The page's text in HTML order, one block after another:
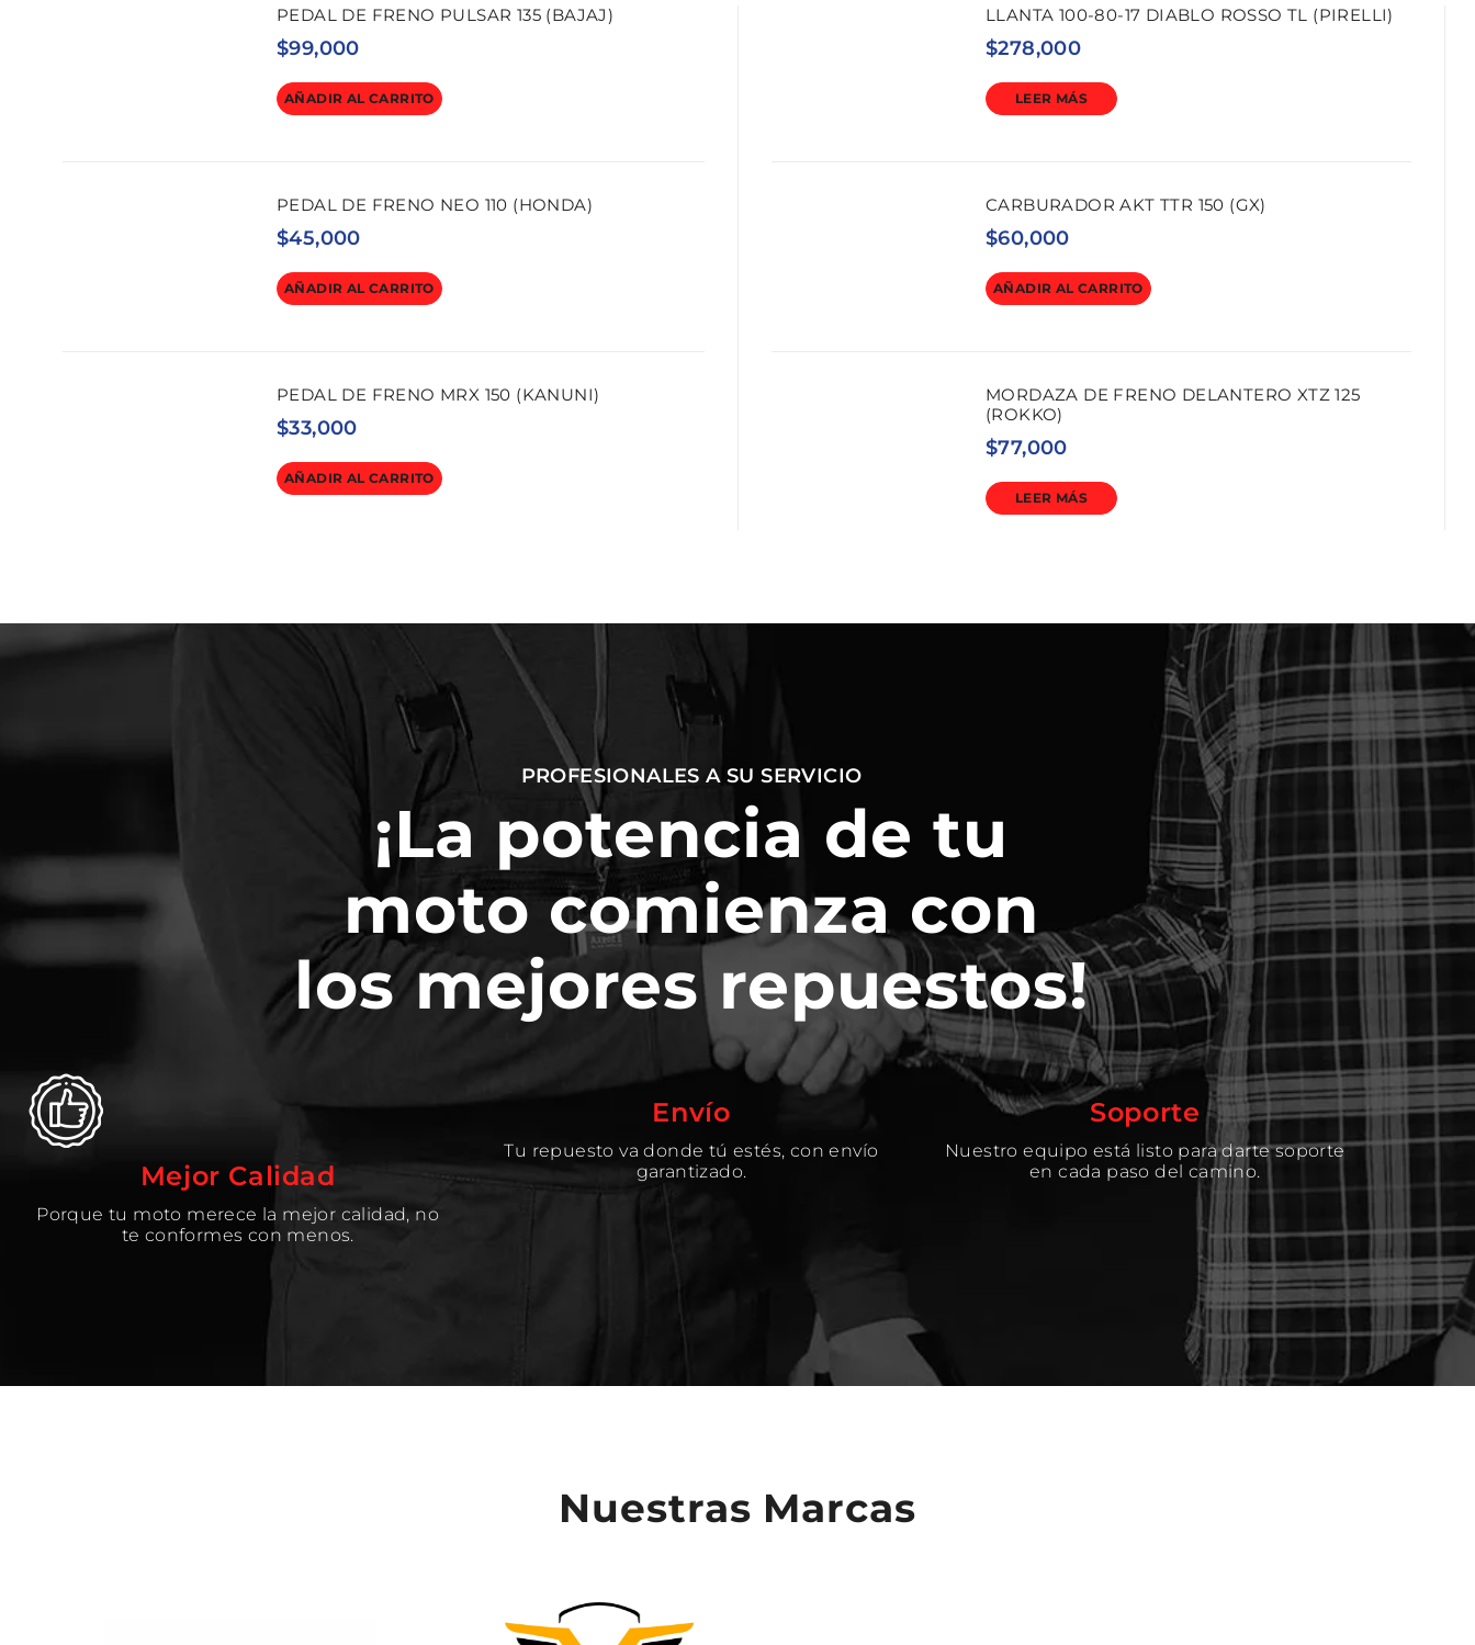
PEDAL DE FRENO PULSAR 135 (BAJAJ)
$99,000
AÑADIR AL CARRITO
PEDAL DE FRENO NEO 110 (HONDA)
$45,000
AÑADIR AL CARRITO
PEDAL DE FRENO MRX 150 (KANUNI)
$33,000
AÑADIR AL CARRITO
LLANTA 100-80-17 DIABLO ROSSO TL (PIRELLI)
$278,000
LEER MÁS
CARBURADOR AKT TTR 150 (GX)
$60,000
AÑADIR AL CARRITO
MORDAZA DE FRENO DELANTERO XTZ 125
(ROKKO)
$77,000
LEER MÁS
PROFESIONALES A SU SERVICIO
¡La potencia de tu
moto comienza con
los mejores repuestos!
Mejor Calidad
Porque tu moto merece la mejor calidad, no
te conformes con menos.
Envío
Tu repuesto va donde tú estés, con envío
garantizado.
Soporte
Nuestro equipo está listo para darte soporte
en cada paso del camino.
Nuestras Marcas